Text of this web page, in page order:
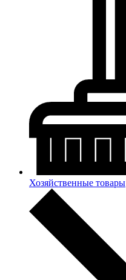
Хозяйственные товары